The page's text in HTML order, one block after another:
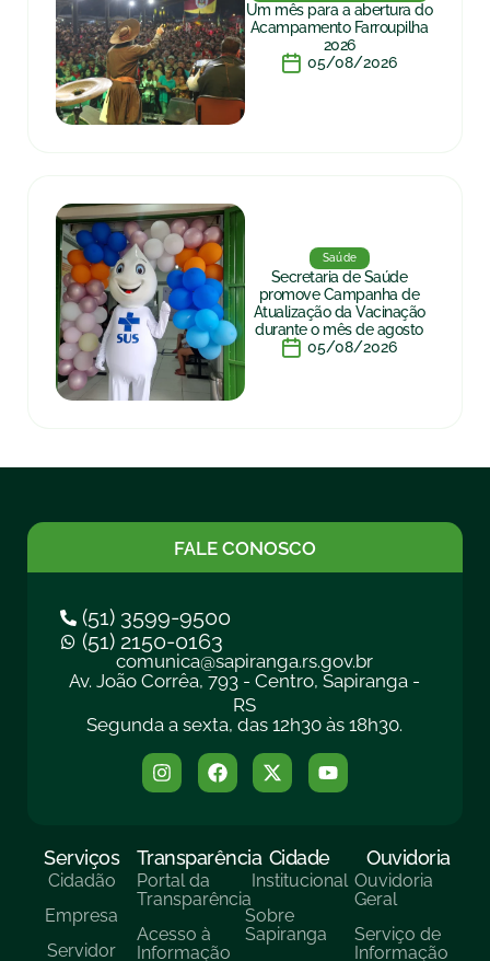
Um mês para a abertura do
Acampamento Farroupilha
2026
05/08/2026
Saúde
Secretaria de Saúde
promove Campanha de
Atualização da Vacinação
durante o mês de agosto
05/08/2026
FALE CONOSCO
(51) 3599-9500
(51) 2150-0163
comunica@sapiranga.rs.gov.br
Av. João Corrêa, 793 - Centro, Sapiranga -
RS
Segunda a sexta, das 12h30 às 18h30.
Serviços
Cidadão
Empresa
Servidor
Transparência
Portal da
Transparência
Acesso à
Informação
Cidade
Institucional
Sobre
Sapiranga
Ouvidoria
Ouvidoria
Geral
Serviço de
Informação